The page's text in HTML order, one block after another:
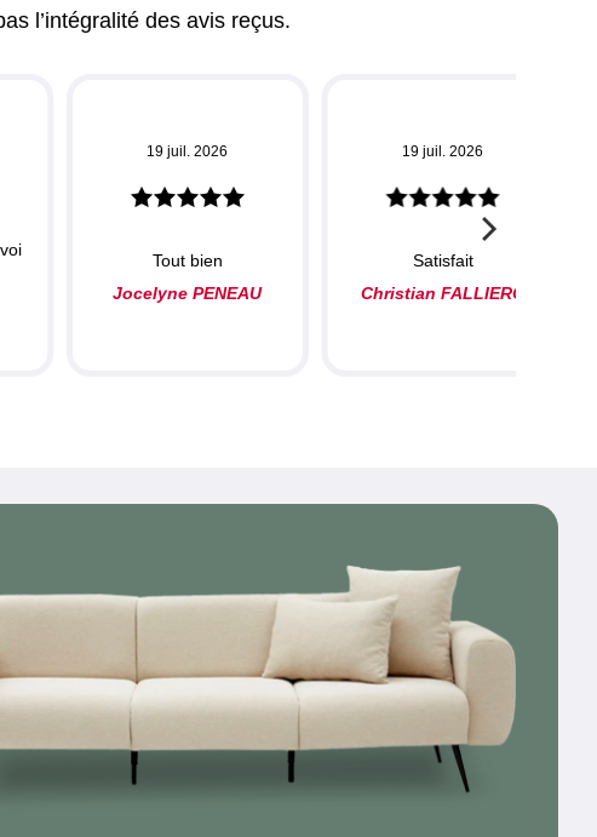
l’intégralité des avis reçus.
19 juil. 2026
Tout bien
Jocelyne PENEAU
19 juil. 2026
Satisfait
Christian FALLIERO